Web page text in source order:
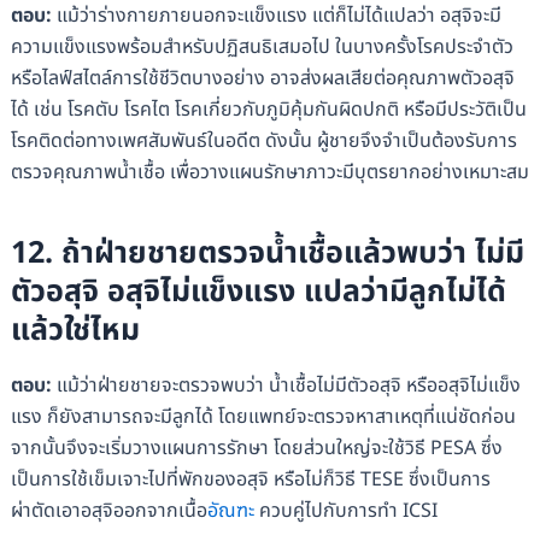
ตอบ: แม้ว่าร่างกายภายนอกจะแข็งแรง แต่ก็ไม่ได้แปลว่า อสุจิจะมี
ความแข็งแรงพร้อมสำหรับปฏิสนธิเสมอไป ในบางครั้งโรคประจำตัว
หรือไลฟ์สไตล์การใช้ชีวิตบางอย่าง อาจส่งผลเสียต่อคุณภาพตัวอสุจิ
ได้ เช่น โรคตับ โรคไต โรคเกี่ยวกับภูมิคุ้มกันผิดปกติ หรือมีประวัติเป็น
โรคติดต่อทางเพศสัมพันธ์ในอดีต ดังนั้น ผู้ชายจึงจำเป็นต้องรับการ
ตรวจคุณภาพน้ำเชื้อ เพื่อวางแผนรักษาภาวะมีบุตรยากอย่างเหมาะสม
12. ถ้าฝ่ายชายตรวจน้ำเชื้อแล้วพบว่า ไม่มี
ตัวอสุจิ อสุจิไม่แข็งแรง แปลว่ามีลูกไม่ได้
แล้วใช่ไหม
ตอบ: แม้ว่าฝ่ายชายจะตรวจพบว่า น้ำเชื้อไม่มีตัวอสุจิ หรืออสุจิไม่แข็ง
แรง ก็ยังสามารถจะมีลูกได้ โดยแพทย์จะตรวจหาสาเหตุที่แน่ชัดก่อน
จากนั้นจึงจะเริ่มวางแผนการรักษา โดยส่วนใหญ่จะใช้วิธี PESA ซึ่ง
เป็นการใช้เข็มเจาะไปที่พักของอสุจิ หรือไม่ก็วิธี TESE ซึ่งเป็นการ
ผ่าตัดเอาอสุจิออกจากเนื้ออัณฑะควบคู่ไปกับการทำ ICSI